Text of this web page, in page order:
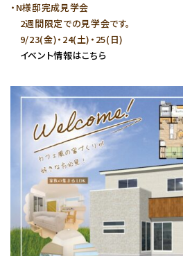
・N様邸完成見学会
2週間限定での見学会です。
9/23(金)・24(土)・25(日)
イベント情報はこちら